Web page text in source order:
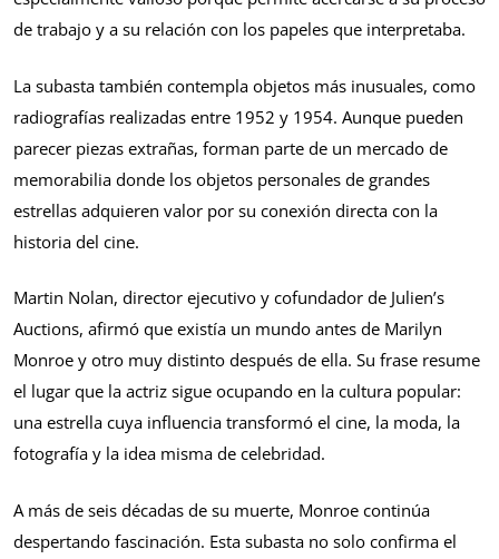
de trabajo y a su relación con los papeles que interpretaba.
La subasta también contempla objetos más inusuales, como
radiografías realizadas entre 1952 y 1954. Aunque pueden
parecer piezas extrañas, forman parte de un mercado de
memorabilia donde los objetos personales de grandes
estrellas adquieren valor por su conexión directa con la
historia del cine.
Martin Nolan, director ejecutivo y cofundador de Julien’s
Auctions, afirmó que existía un mundo antes de Marilyn
Monroe y otro muy distinto después de ella. Su frase resume
el lugar que la actriz sigue ocupando en la cultura popular:
una estrella cuya influencia transformó el cine, la moda, la
fotografía y la idea misma de celebridad.
A más de seis décadas de su muerte, Monroe continúa
despertando fascinación. Esta subasta no solo confirma el